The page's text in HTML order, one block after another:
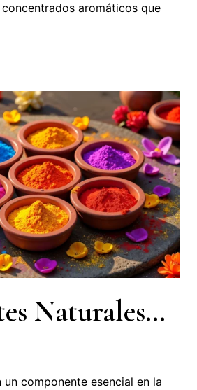
aromáticos que
Colorantes Naturales Vs Sintéticos: Diferencias Y Aplicaciones
componente esencial en la